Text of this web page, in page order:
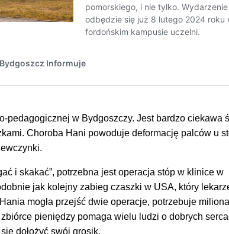
pedagogicznej w Bydgoszczy. Jest bardzo ciekawa
Choroba Hani powoduje deformację palców u
i skakać”, potrzebna jest operacja stóp w klinice w
jak kolejny zabieg czaszki w USA, który
mogła przejść dwie operacje, potrzebuje miliona
pieniędzy pomaga wielu ludzi o dobrych
dołożyć swój grosik.